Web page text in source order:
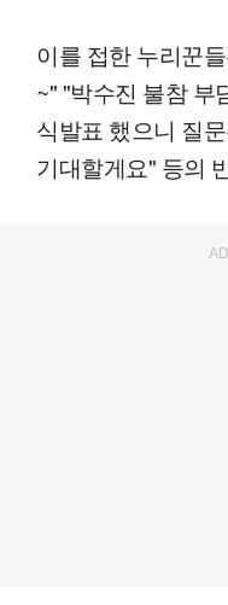
이를 접한 누리꾼
~" "박수진 불참 부
식발표 했으니 질
기대할게요" 등의